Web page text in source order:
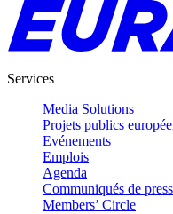
Services
Media Solutions
Projets publics
Evénements
Emplois
Agenda
Communiqués de
Members’ Circle